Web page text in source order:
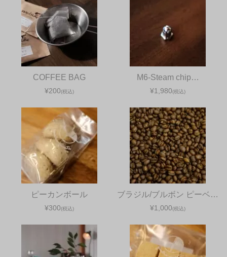
COFFEE BAG
¥200(税込)
M6-Steam chip…
¥1,980(税込)
ピーカンボール
¥300(税込)
ブラジル/ブルボン ピーベ…
¥1,000(税込)